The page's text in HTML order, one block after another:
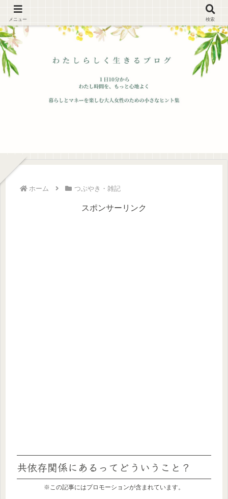
ホーム つぶやき・雑記
スポンサーリンク
共依存関係にあるってどういうこと？
※この記事にはプロモーションが含まれています。
メニュー 検索